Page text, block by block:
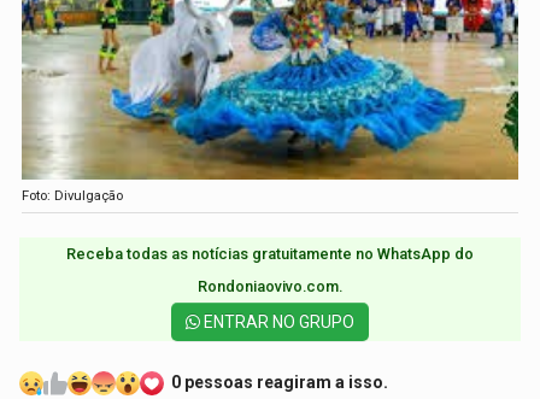
Foto: Divulgação
Receba todas as notícias gratuitamente no WhatsApp do
Rondoniaovivo.com.​
ENTRAR NO GRUPO
0 pessoas reagiram a isso.